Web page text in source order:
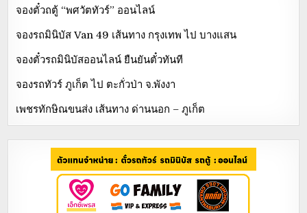
จองตั๋วถตู้ “พศวัตทัวร์” ออนไลน์
จองรถมินิบัส Van 49 เส้นทาง กรุงเทพ ไป บางแสน
จองตั๋วรถมินิบัสออนไลน์ ยืนยันตั๋วทันที
จองรถทัวร์ ภูเก็ต ไป ตะกั่วป่า จ.พังงา
เพชรทักษิณขนส่ง เส้นทาง ด่านนอก – ภูเก็ต